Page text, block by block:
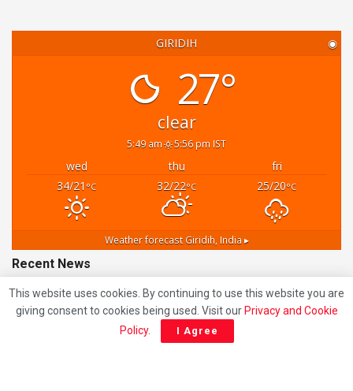
GIRIDIH ◉
27°
clear
5:49 am 5:56 pm IST
wed thu
fri
34/21 °C 32/22°C 25/20°C
Weather forecast Giridih, India ▸
Recent News
Giridih Road Accident: चरकी टोंगरी के पास सरिया लदा
ट्रक पलटा, 27 वर्षीय युवक की दर्दनाक मौत; चालक समेत दो गंभीर
घायल
This website uses cookies. By continuing to use this website you are
giving consent to cookies being used. Visit our Privacy and Cookie
Policy. I Agree